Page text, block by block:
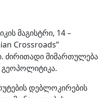
მაგისტრი, 14 –
Crossroads”
ძირითადი მიმართულება
დებლოკირების